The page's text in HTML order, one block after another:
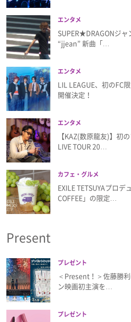
エンタメ
SUPER★DRAGONジ
“jjean” 新曲「…
エンタメ
LIL LEAGUE、初のFC
開催決定！
エンタメ
【KAZ(数原龍友)】初
LIVE TOUR 20…
カフェ・グルメ
EXILE TETSUYAプロデ
COFFEE」の限定…
Present
プレゼント
＜Present！＞佐藤勝
ン映画初主演を…
プレゼント